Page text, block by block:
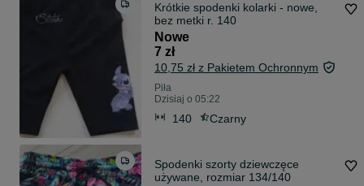
Krótkie spodenki kolarki - nowe,
bez metki r. 140
Nowe
7 zł
10,75 zł z Pakietem Ochronnym
Piła
Dzisiaj o 05:22
140 Czarny
Spodenki szorty dziewczęce
używane, rozmiar 134/140